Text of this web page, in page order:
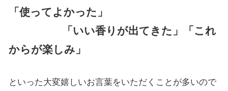
「使ってよかった」
「いい香りが出てきた」「これ
からが楽しみ」
といった大変嬉しいお言葉をいただくことが多いので